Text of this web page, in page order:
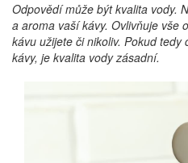
Odpovědí může být kvalita vody.
a aroma vaší kávy. Ovlivňuje vše
kávu užijete či nikoliv. Pokud
kávy, je kvalita vody zásadní.